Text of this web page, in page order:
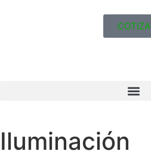
COTIZA
Iluminación